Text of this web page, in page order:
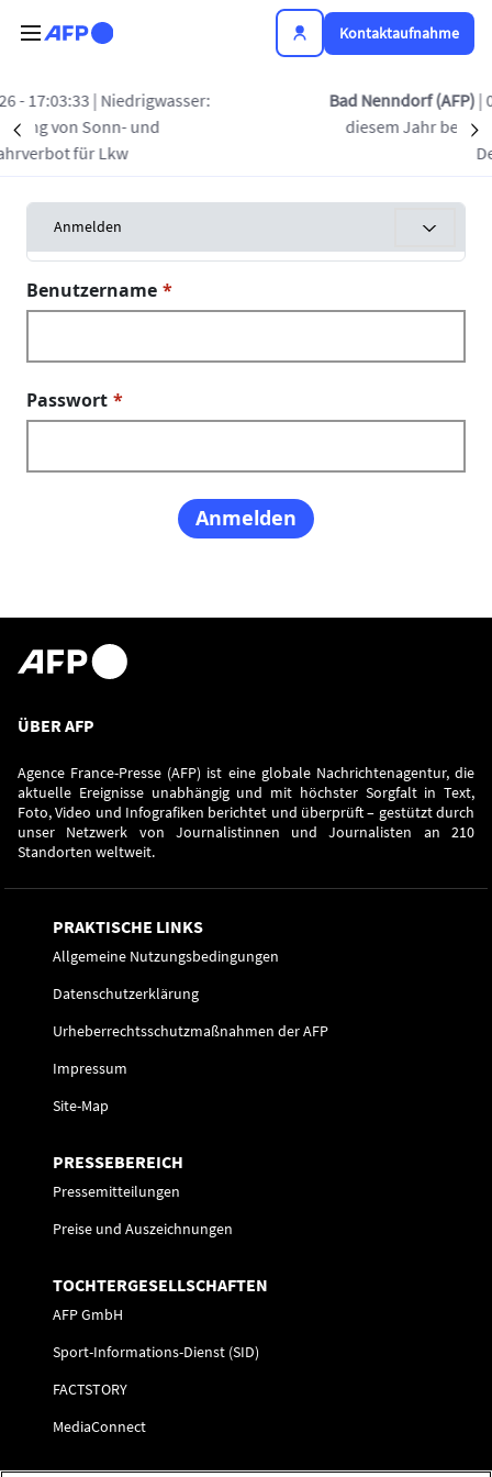
Kontaktaufnahme
Précédent
| Niedrigwasser:
und
Lkw
Bad Nenndorf (AFP)| 06/08/2026 -
diesem Jahr bereits
Primäre Reiter
Anmelden Tabs als
Benutzername
Passwort
ÜBER AFP
Agence France-Presse (AFP) ist eine globale Nachrichtenagentur, die
aktuelle Ereignisse unabhängig und mit höchster Sorgfalt in Text,
Foto, Video und Infografiken berichtet und überprüft – gestützt durch
unser Netzwerk von Journalistinnen und Journalisten an 210
Standorten weltweit.
PRAKTISCHE LINKS
Allgemeine Nutzungsbedingungen
Datenschutzerklärung
Urheberrechtsschutzmaßnahmen der AFP
Impressum
Site-Map
PRESSEBEREICH
Pressemitteilungen
Preise und Auszeichnungen
TOCHTERGESELLSCHAFTEN
AFP GmbH
Sport-Informations-Dienst (SID)
FACTSTORY
MediaConnect